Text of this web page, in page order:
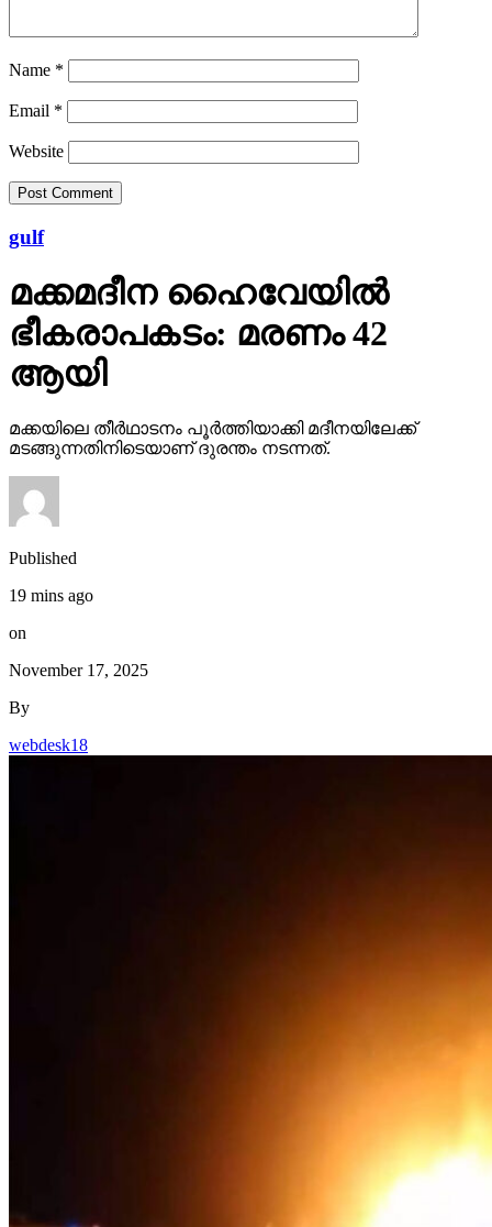
Name *
Email *
Website
gulf
മക്കമദീന ഹൈവേയില്‍
ഭീകരാപകടം: മരണം 42
ആയി
മക്കയിലെ തീര്‍ഥാടനം പൂര്‍ത്തിയാക്കി മദീനയിലേക്ക്
മടങ്ങുന്നതിനിടെയാണ് ദുരന്തം നടന്നത്.
Published
19 mins ago
on
November 17, 2025
By
webdesk18